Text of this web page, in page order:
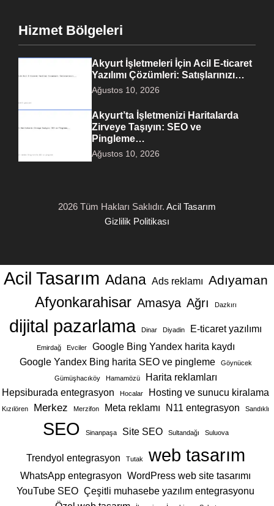
Hizmet Bölgeleri
Akyurt İşletmeleri İçin Acil E-ticaret
Yazılımı Çözümleri: Satışlarınızı…
Ağustos 10, 2026
Akyurt’ta İşletmenizi Haritalarda
Zirveye Taşıyın: SEO ve
Pingleme…
Ağustos 10, 2026
2026 Tüm Hakları Saklıdır. Acil Tasarım
Gizlilik Politikası
Acil Tasarım Adana Ads reklamı Adıyaman
Afyonkarahisar Amasya Ağrı Dazkırı
dijital pazarlama Dinar Diyadin E-ticaret yazılımı
Emirdağ Evciler
Google Bing Yandex harita kaydı
Google Yandex Bing harita SEO ve pingleme
Göynücek
Gümüşhacıköy Hamamözü
Harita reklamları
Hepsiburada entegrasyon
Hocalar Hosting ve sunucu kiralama
Kızılören Merkez Merzifon Meta reklamı N11 entegrasyon Sandıklı
SEO Sinanpaşa Site SEO Sultandağı Suluova
Trendyol entegrasyon Tutak web tasarım
WhatsApp entegrasyon WordPress web site tasarımı
YouTube SEO Çeşitli muhasebe yazılım entegrasyonu